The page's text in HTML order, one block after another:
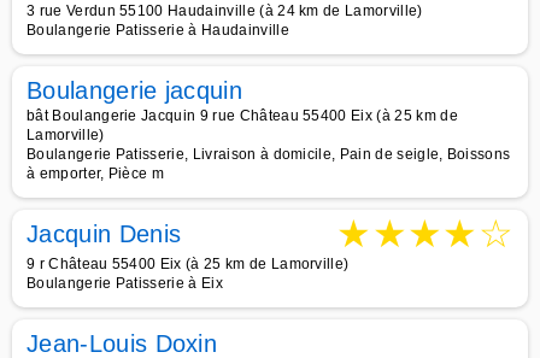
3 rue Verdun 55100 Haudainville (à 24 km de Lamorville)
Boulangerie Patisserie à Haudainville
Boulangerie jacquin
bât Boulangerie Jacquin 9 rue Château 55400 Eix (à 25 km de
Lamorville)
Boulangerie Patisserie, Livraison à domicile, Pain de seigle, Boissons
à emporter, Pièce m
Jacquin Denis ★★★★☆
9 r Château 55400 Eix (à 25 km de Lamorville)
Boulangerie Patisserie à Eix
Jean-Louis Doxin